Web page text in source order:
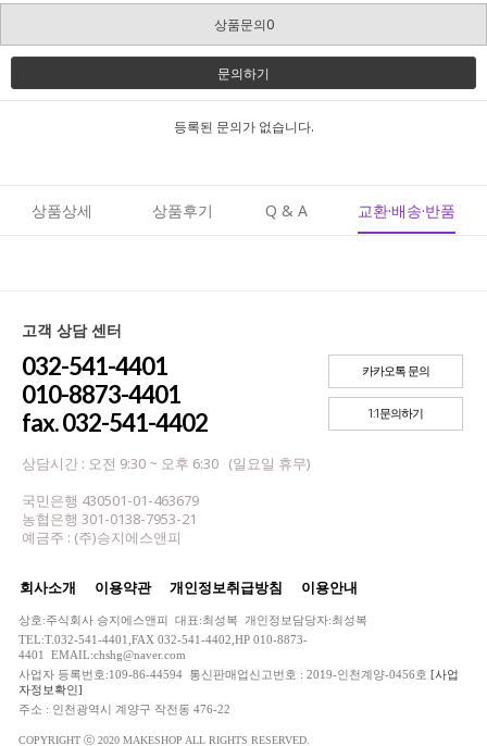
상품문의0
문의하기
등록된 문의가 없습니다.
상품상세 상품후기 Q & A 교환·배송·반품
고객 상담 센터
032-541-4401
010-8873-4401
fax. 032-541-4402
상담시간 : 오전 9:30 ~ 오후 6:30 (일요일 휴무)
국민은행 430501-01-463679
농협은행 301-0138-7953-21
예금주 : (주)승지에스앤피
카카오톡 문의
1:1문의하기
회사소개 이용약관 개인정보취급방침 이용안내
상호:주식회사 승지에스앤피 대표:최성복 개인정보담당자:최성복
TEL:T.032-541-4401,FAX 032-541-4402,HP 010-8873-
4401 EMAIL:chshg@naver.com
사업자 등록번호:109-86-44594 통신판매업신고번호 : 2019-인천계양-0456호 [사업
자정보확인]
주소 : 인천광역시 계양구 작전동 476-22
COPYRIGHT ⓒ 2020 MAKESHOP ALL RIGHTS RESERVED.